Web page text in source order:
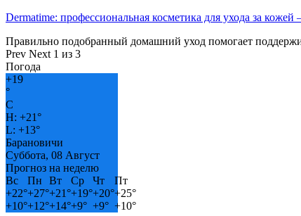
Dermatime: профессиональная косметика для ухода за
Правильно подобранный домашний уход помогает
Prev Next 1 из 3
Погода
+19
°
C
H: +21°
L: +13°
Барановичи
Суббота, 08 Август
Прогноз на неделю
Вс
Пн Вт Ср Чт
Пт
+22°+27°+21°+19°+20°+25°
+10°+12°+14°+9° +9° +10°